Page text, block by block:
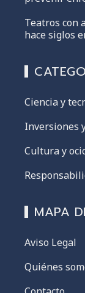
Teatros con
hace siglos
Ciencia y
Inversiones
Cultura y
MAPA
Aviso Legal
Quiénes